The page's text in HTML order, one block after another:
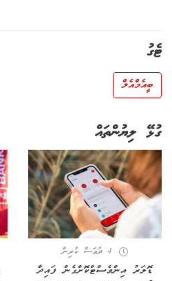
ޓެގު
ބީއެމްއެލް
ގުޅޭ ލިޔުންތައް
4 ދުވަސް ކުރިން
ޑޮލަރު އިންވެސްޓްކޮށްގެން ފައިދާ